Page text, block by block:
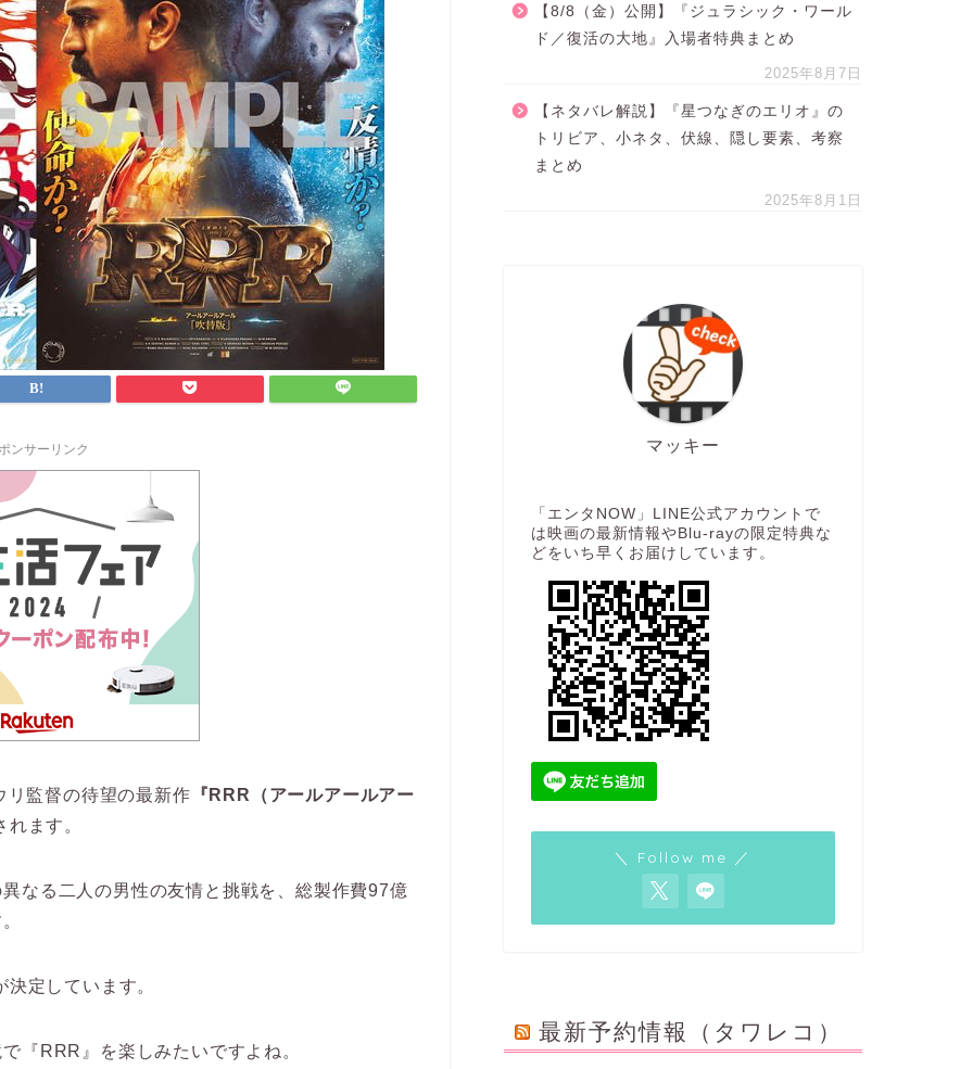
ンサーリンク
リ監督の待望の最新作 『RRR（アールアールアー
ます。
なる二人の男性の友情と挑戦を、総製作費97億
決定しています。
『RRR』を楽しみたいですよね。
【8/8（金）公開】『ジュラシック・ワール
ド／復活の大地』入場者特典まとめ
2025年8月7日
【ネタバレ解説】『星つなぎのエリオ』の
トリビア、小ネタ、伏線、隠し要素、考察
まとめ
2025年8月1日
マッキー
「エンタNOW」LINE公式アカウントで
は映画の最新情報やBlu-rayの限定特典な
どをいち早くお届けしています。
＼ Follow me ／
最新予約情報（タワレコ）